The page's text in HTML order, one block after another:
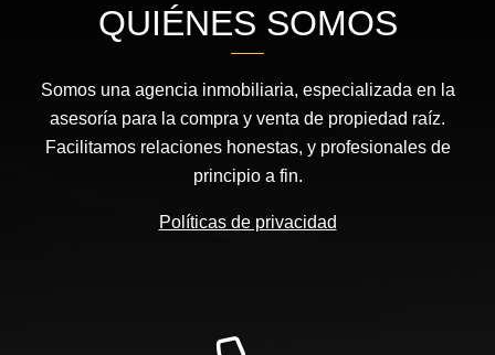
QUIÉNES SOMOS
Somos una agencia inmobiliaria, especializada en la
asesoría para la compra y venta de propiedad raíz.
Facilitamos relaciones honestas, y profesionales de
principio a fin.
Políticas de privacidad